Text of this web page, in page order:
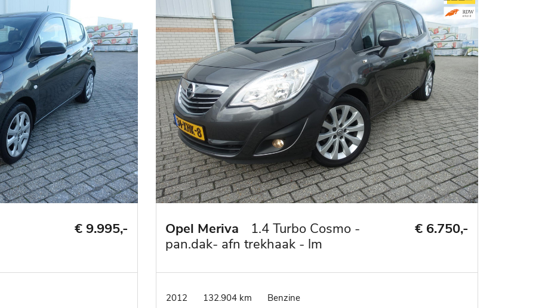
€ 9.995,- Opel Meriva
1.4 Turbo Cosmo -
pan.dak- afn trekhaak - lm
€ 6.750,-
2012 132.904 km Benzine